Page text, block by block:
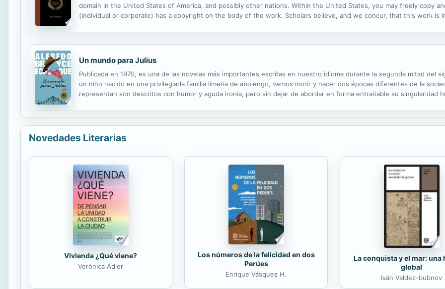
domain in the United States of America, and possibly other nations. Within the United States, you may freely copy
(individual or corporate) has a copyright on the body of the work. Scholars believe, and we concur, that this work is
Un mundo para Julius
Publicada en 1970, es una de las novelas más importantes escritas en nuestro idioma durante la segunda mitad del
un niño nacido en una privilegiada familia limeña de abolengo, vemos morir y nacer dos épocas diferentes de la
representan son descritos con humor y aguda ironía, pero sin dejar de abordar en forma entrañable su singularidad
Novedades Literarias
Vivienda ¿Qué viene?
Verónica Adler
Los números de la felicidad en dos
Perúes
Enrique Vásquez H.
La conquista y el mar: una
global
Iván Valdez-bubnov